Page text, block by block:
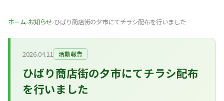
ホーム›お知らせ›ひばり商店街の夕市にてチラシ配布を行いました
2026.04.11 活動報告
ひばり商店街の夕市にてチラシ配布
を行いました